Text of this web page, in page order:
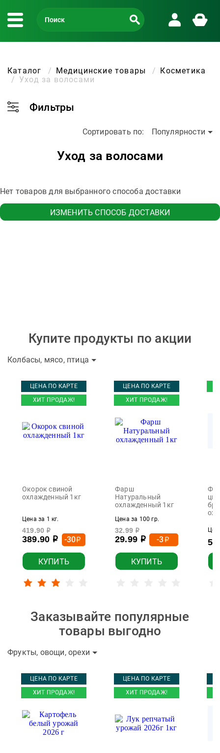
Каталог Медицинские товары
Косметика
Уход за волосами
Фильтры
Сортировать по: Популярности
Уход за волосами
Нет товаров для выбранного способа доставки
ИЗМЕНИТЬ СПОСОБ ДОСТАВКИ
Купите продукты по акции
Колбасы, мясо, птица
ЦЕНА ПО КАРТЕ
ХИТ ПРОДАЖ!
Окорок свиной
охлажденный 1кг
Цена за 1 кг.
419.90 р
389.90 р -30р
КУПИТЬ
ЦЕНА ПО КАРТЕ
ХИТ ПРОДАЖ!
Фарш
Натуральный
охлажденный 1кг
Цена за 100 гр.
32.99 р
29.99 р -3р
КУПИТЬ
Заказывайте популярные
товары выгодно
Фрукты, овощи, орехи
ЦЕНА ПО КАРТЕ
ХИТ ПРОДАЖ!
ЦЕНА ПО КАРТЕ
ХИТ ПРОДАЖ!